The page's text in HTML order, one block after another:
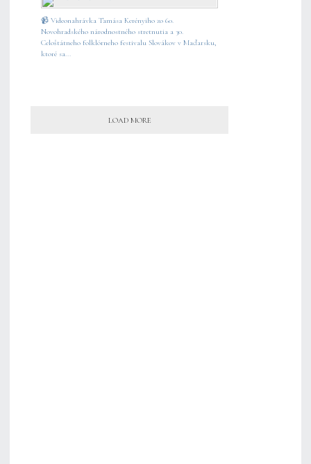
📹 Videonahrávka Tamása Kerényiho zo 60.
Novohradského národnostného stretnutia a 30.
Celoštátneho folklórneho festivalu Slovákov v Maďarsku,
ktoré sa...
LOAD MORE